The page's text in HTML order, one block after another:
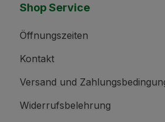
Shop Service
Öffnungszeiten
Kontakt
Versand und
Widerrufsbelehrung